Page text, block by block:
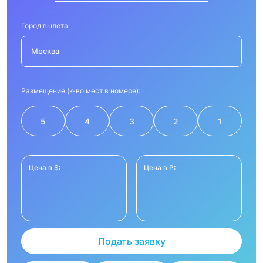
Город вылета
Москва
Размещение (к-во мест в номере):
5 4 3 2 1
Цена в $: Цена в Р:
Подать заявку